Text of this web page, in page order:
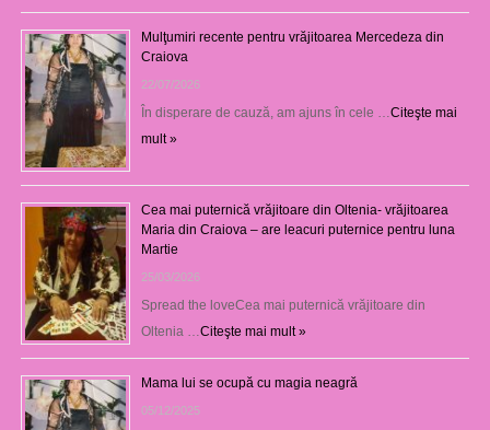
Mulţumiri recente pentru vrăjitoarea Mercedeza din
Craiova
22/07/2026
În disperare de cauză, am ajuns în cele …Citeşte mai
mult »
Cea mai puternică vrăjitoare din Oltenia- vrăjitoarea
Maria din Craiova – are leacuri puternice pentru luna
Martie
25/03/2026
Spread the loveCea mai puternică vrăjitoare din
Oltenia …Citeşte mai mult »
Mama lui se ocupă cu magia neagră
05/12/2025